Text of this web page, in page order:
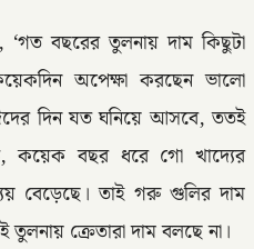
‘গত বছরের তুলনায় দাম কিছুটা
অপেক্ষা করছেন ভালো
দিন যত ঘনিয়ে আসবে, ততই
কয়েক বছর ধরে গো খাদ্যের
বেড়েছে। তাই গরু গুলির দাম
তুলনায় ক্রেতারা দাম বলছে না।